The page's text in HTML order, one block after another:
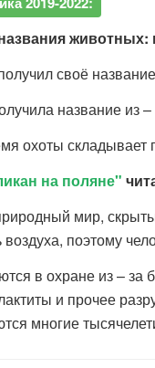
животных:
своё
название из
охоты складывает
на поляне"
мир,
поэтому
в охране из – за
и прочее
многие